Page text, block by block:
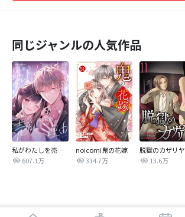
同じジャンルの人気作品
私がわたしを売る理由
607.1万
noicomi鬼の花嫁
314.7万
脱獄のカザリヤ
13.6万